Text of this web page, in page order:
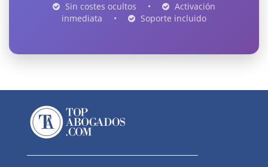
Sin costes ocultos •
Activación
inmediata
• Soporte incluido